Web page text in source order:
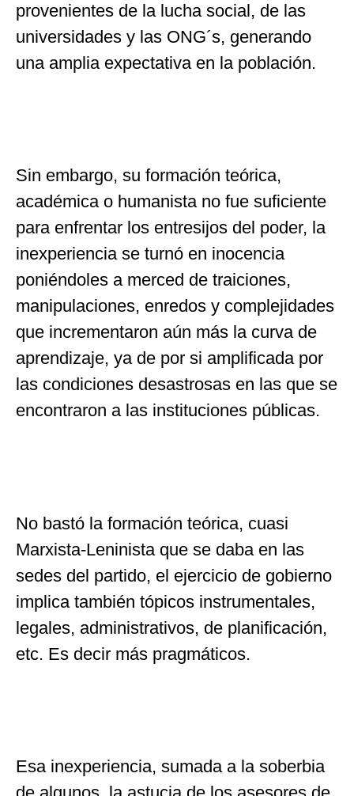
provenientes de la lucha social, de las
universidades y las ONG´s, generando
una amplia expectativa en la población.
Sin embargo, su formación teórica,
académica o humanista no fue suficiente
para enfrentar los entresijos del poder, la
inexperiencia se turnó en inocencia
poniéndoles a merced de traiciones,
manipulaciones, enredos y complejidades
que incrementaron aún más la curva de
aprendizaje, ya de por si amplificada por
las condiciones desastrosas en las que se
encontraron a las instituciones públicas.
No bastó la formación teórica, cuasi
Marxista-Leninista que se daba en las
sedes del partido, el ejercicio de gobierno
implica también tópicos instrumentales,
legales, administrativos, de planificación,
etc. Es decir más pragmáticos.
Esa inexperiencia, sumada a la soberbia